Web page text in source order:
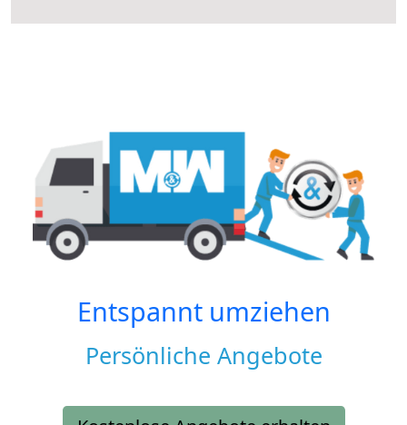
Entspannt umziehen
Persönliche Angebote